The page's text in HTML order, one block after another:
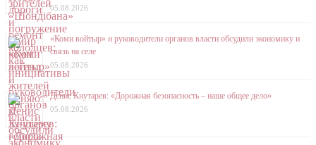
05.08.2026
«Коми войтыр» и руководители органов власти обсудили экономику и
связь на селе
05.08.2026
Денис Кнутарев: «Дорожная безопасность – наше общее дело»
05.08.2026